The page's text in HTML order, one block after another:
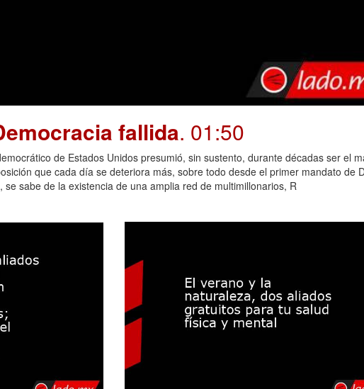
fallida. 01:50
de Estados Unidos presumió, sin sustento, durante décadas ser el
que cada día se deteriora más, sobre todo desde el primer mandato de
sabe de la existencia de una amplia red de multimillonarios, R